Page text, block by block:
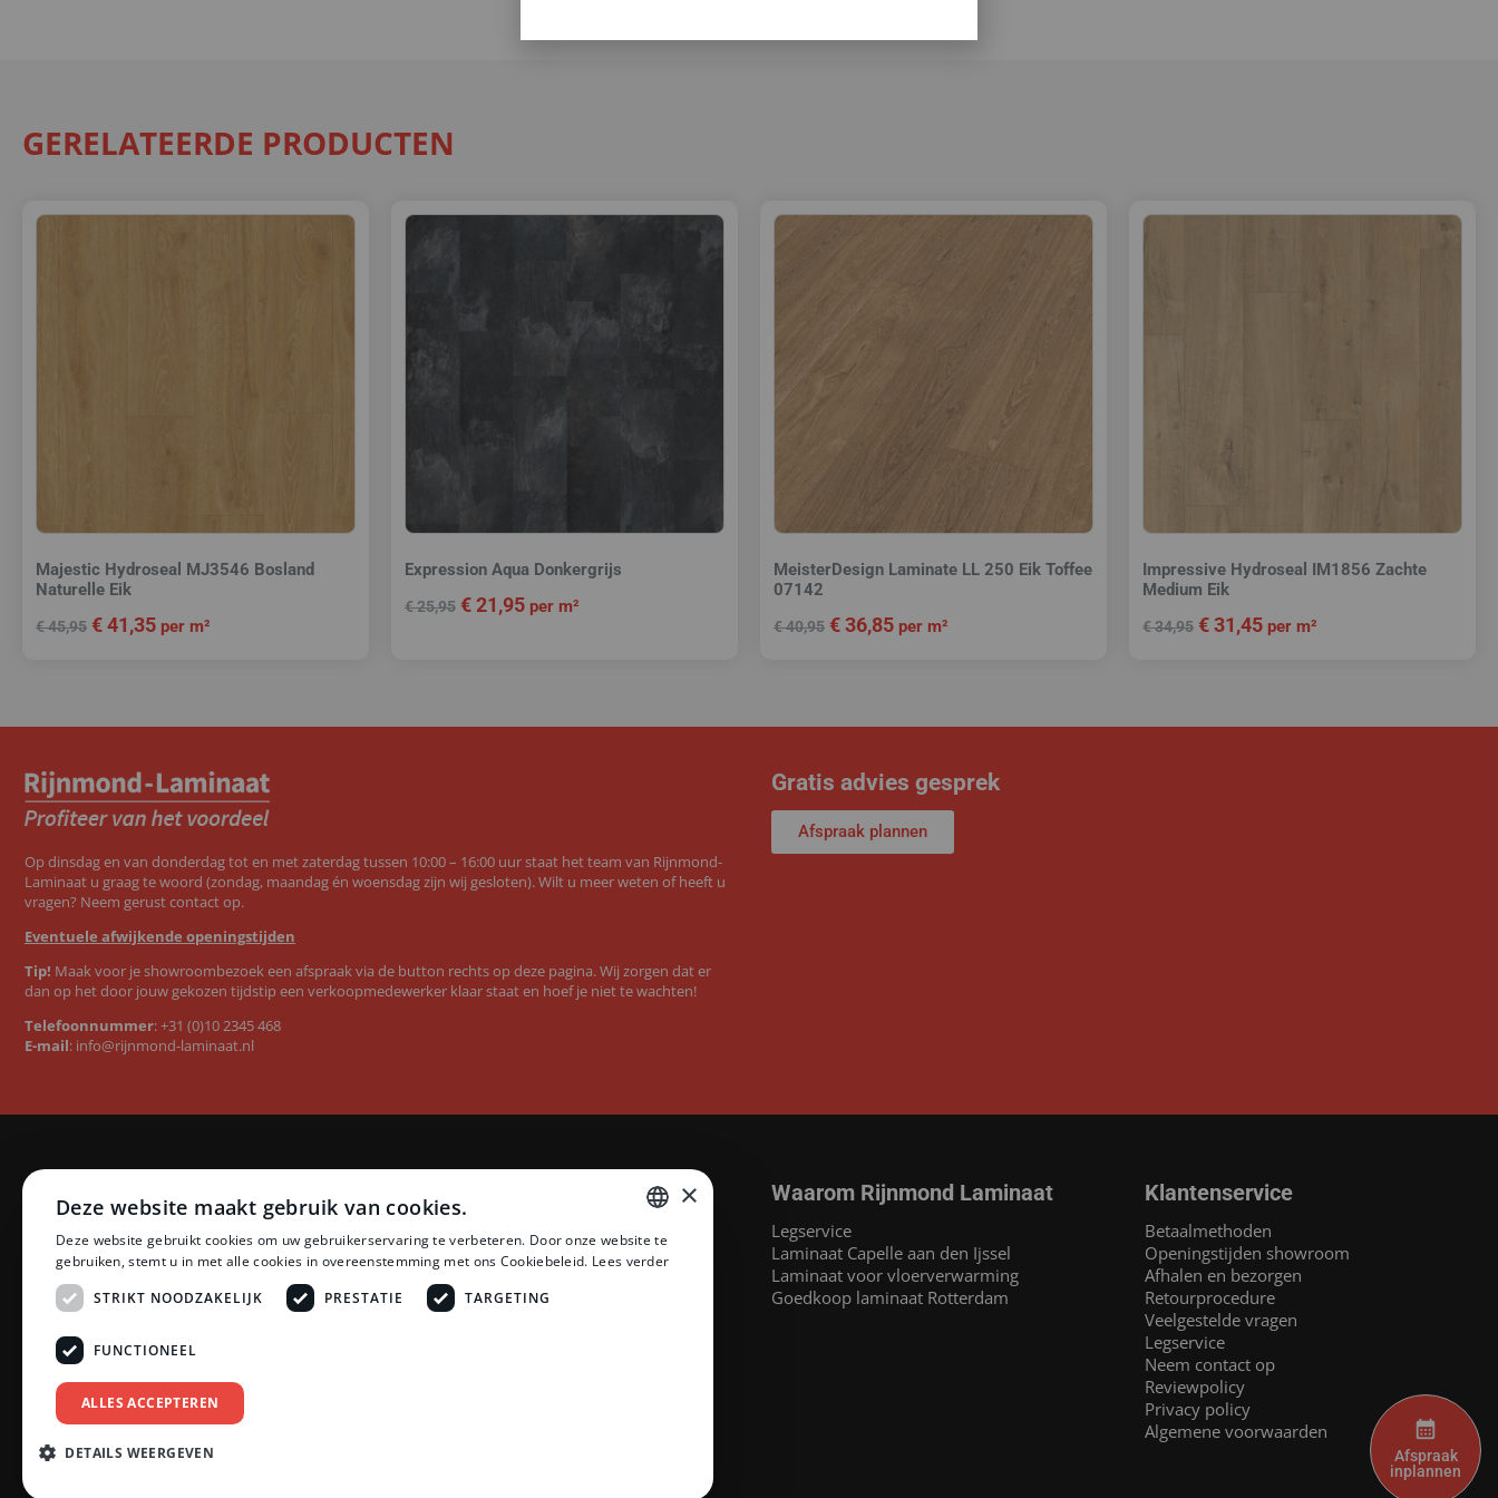
GERELATEERDE PRODUCTEN
Majestic Hydroseal MJ3546 Bosland
Naturelle Eik
€45,95 €41,35 per m²
Expression Aqua Donkergrijs
€25,95 €21,95 per m²
MeisterDesign Laminate LL 250 Eik Toffee
07142
€40,95 €36,85 per m²
Impressive Hydroseal IM1856 Zachte
Medium Eik
€34,95 €31,45 per m²
Op dinsdag en van donderdag tot en met zaterdag tussen 10:00 – 16:00 uur staat het team van Rijnmond-
Laminaat u graag te woord (zondag, maandag én woensdag zijn wij gesloten). Wilt u meer weten of heeft u
vragen? Neem gerust contact op.
Eventuele afwijkende openingstijden
Tip! Maak voor je showroombezoek een afspraak via de button rechts op deze pagina. Wij zorgen dat er
dan op het door jouw gekozen tijdstip een verkoopmedewerker klaar staat en hoef je niet te wachten!
Telefoonnummer:+31 (0)10 2345 468
E-mail: info@rijnmond-laminaat.nl
Gratis advies gesprek
Afspraak plannen
Laminaat
PVC vloeren
Ondervloeren
Plinten
Profielen
Accessoires
Zonwering
Schoonmaak en Onderhoud
Quick-Step laminaat
Floer PVC MEGAMAT©
Floer laminaat
Ambiant laminaat
LifeStyle by Headlam PVC
Waarom Rijnmond Laminaat
Legservice
Laminaat Capelle aan den Ijssel
Laminaat voor vloerverwarming
Goedkoop laminaat Rotterdam
Klantenservice
Betaalmethoden
Openingstijden showroom
Afhalen en bezorgen
Retourprocedure
Veelgestelde vragen
Legservice
Neem contact op
Reviewpolicy
Privacy policy
Algemene voorwaarden
Afspraak
inplannen
DUTCH
×
Deze website maakt gebruik van cookies.
Deze website gebruikt cookies om uw gebruikerservaring te verbeteren. Door onze website te
gebruiken, stemt u in met alle cookies in overeenstemming met ons Cookiebeleid. Lees verder
STRIKT NOODZAKELIJK
PRESTATIE TARGETING
FUNCTIONEEL
ALLES ACCEPTEREN
DETAILS WEERGEVEN